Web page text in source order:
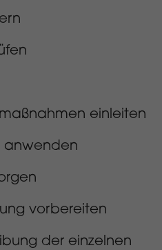
einleiten
anwenden
vorbereiten
der einzelnen